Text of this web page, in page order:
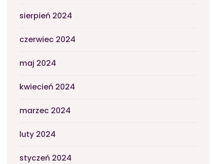
sierpień 2024
czerwiec 2024
maj 2024
kwiecień 2024
marzec 2024
luty 2024
styczeń 2024